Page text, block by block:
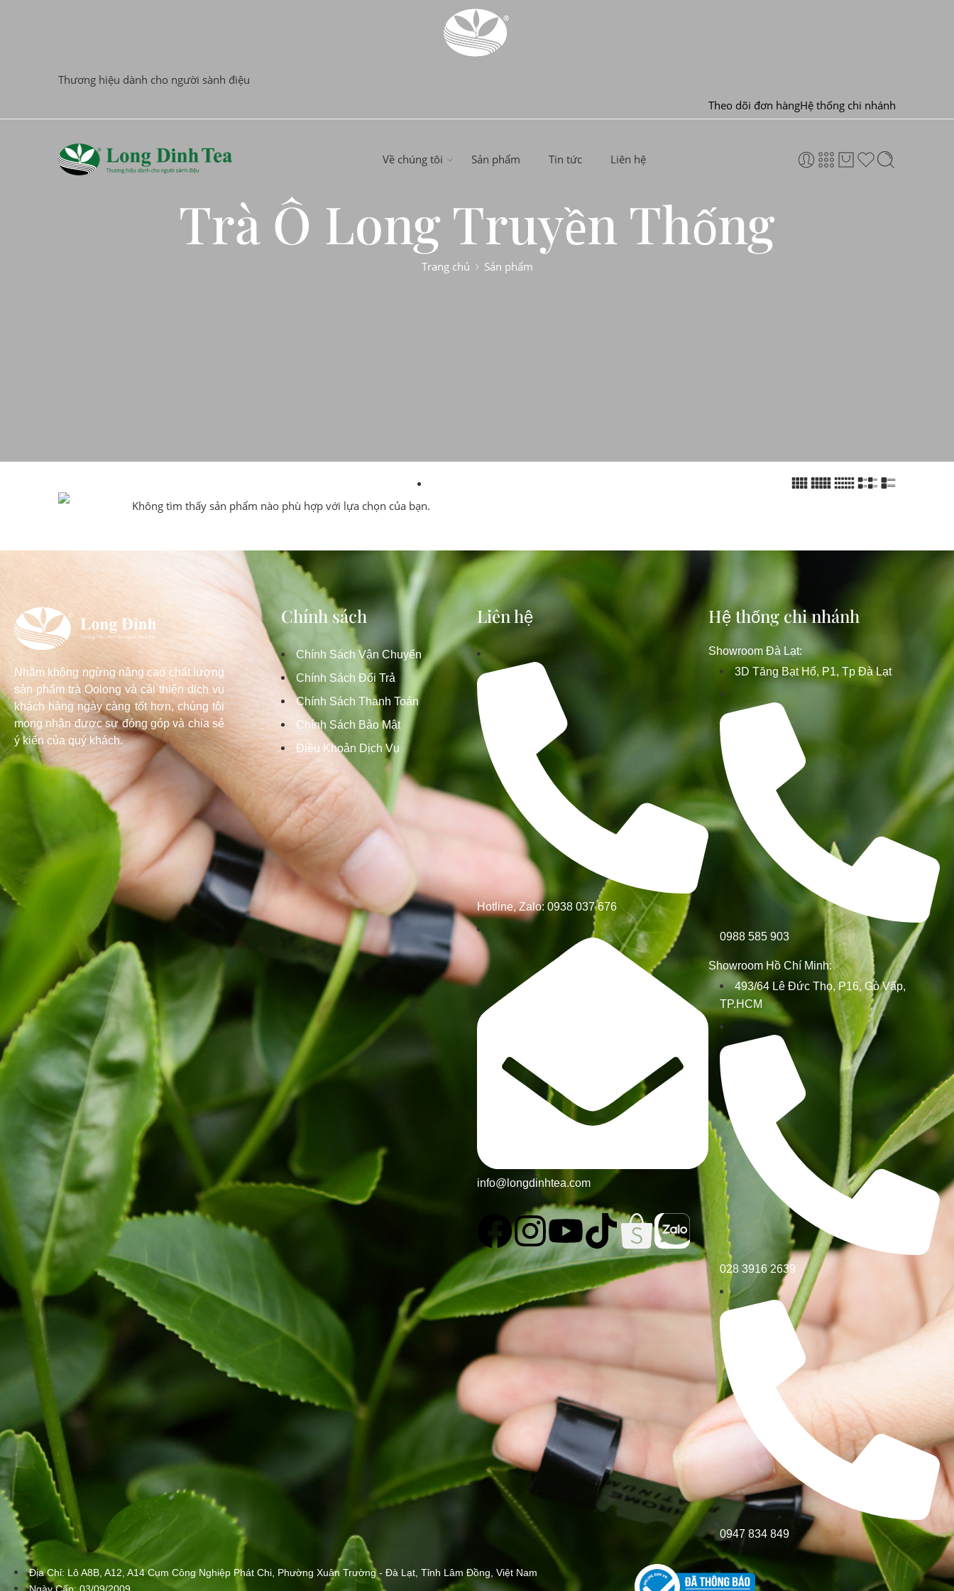
Thương hiệu dành cho người sành điệu
Theo dõi đơn hàngHệ thống chi nhánh
Về chúng tôi Sản phẩm Tin tức Liên hệ
Trà Ô Long Truyền Thống
Trang chủ Sản phẩm
Không tìm thấy sản phẩm nào phù hợp với lựa chọn của bạn.
Nhằm không ngừng nâng cao chất lượng
sản phẩm trà Oolong và cải thiện dịch vụ
khách hàng ngày càng tốt hơn, chúng tôi
mong nhận được sự đóng góp và chia sẻ
ý kiến của quý khách.
Chính sách
Chính Sách Vận Chuyển
Chính Sách Đổi Trả
Chính Sách Thanh Toán
Chính Sách Bảo Mật
Điều Khoản Dịch Vụ
Liên hệ
Hotline, Zalo: 0938 037 676
info@longdinhtea.com
Hệ thống chi nhánh
Showroom Đà Lạt:
3D Tăng Bạt Hổ, P1, Tp Đà Lạt
0988 585 903
Showroom Hồ Chí Minh:
493/64 Lê Đức Thọ, P16, Gò Vấp,
TP.HCM
028 3916 2639
0947 834 849
Địa Chỉ: Lô A8B, A12, A14 Cụm Công Nghiệp Phát Chi, Phường Xuân Trường - Đà Lạt, Tỉnh Lâm Đồng, Việt Nam